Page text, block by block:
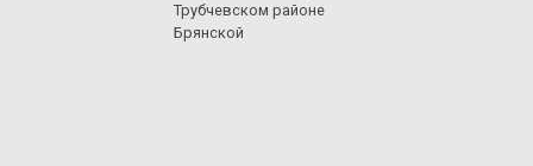
Трубчевском районе
Брянской